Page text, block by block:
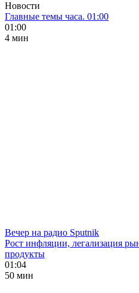
Новости
Главные темы часа. 01:00
01:00
4 мин
Вечер на радио Sputnik
Рост инфляции, легализация
продукты
01:04
50 мин